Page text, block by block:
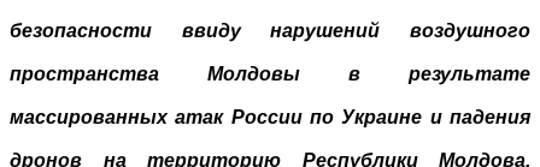
безопасности ввиду нарушений воздушного
пространства Молдовы в результате
массированных атак России по Украине и падения
дронов на территорию Республики Молдова.